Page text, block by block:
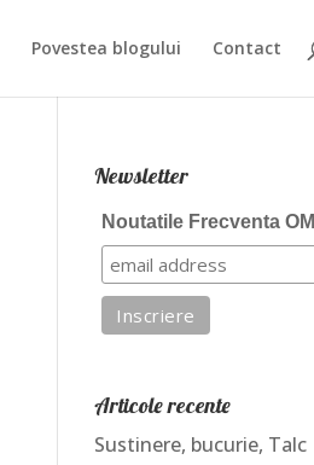
Povestea blogului Contact
Newsletter
Noutatile Frecventa OM
Articole recente
Sustinere, bucurie, Talc